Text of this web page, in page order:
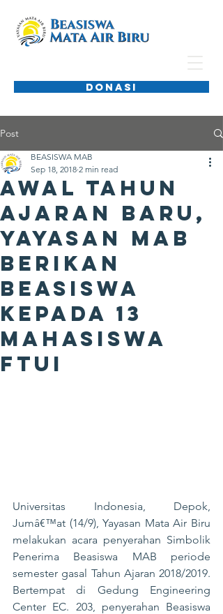
DONASI
Post
Awal Tahun
Ajaran Baru,
Yayasan MAB
Berikan
Beasiswa
kepada 13
Mahasiswa
FTUI
BEASISWA MAB
Sep 18, 2018 2 min read
Universitas Indonesia, Depok,
Jumâ€™at (14/9), Yayasan Mata Air Biru
melakukan acara penyerahan Simbolik
Penerima Beasiswa MAB periode
semester gasal Tahun Ajaran 2018/2019.
Bertempat di Gedung Engineering
Center EC. 203, penyerahan Beasiswa